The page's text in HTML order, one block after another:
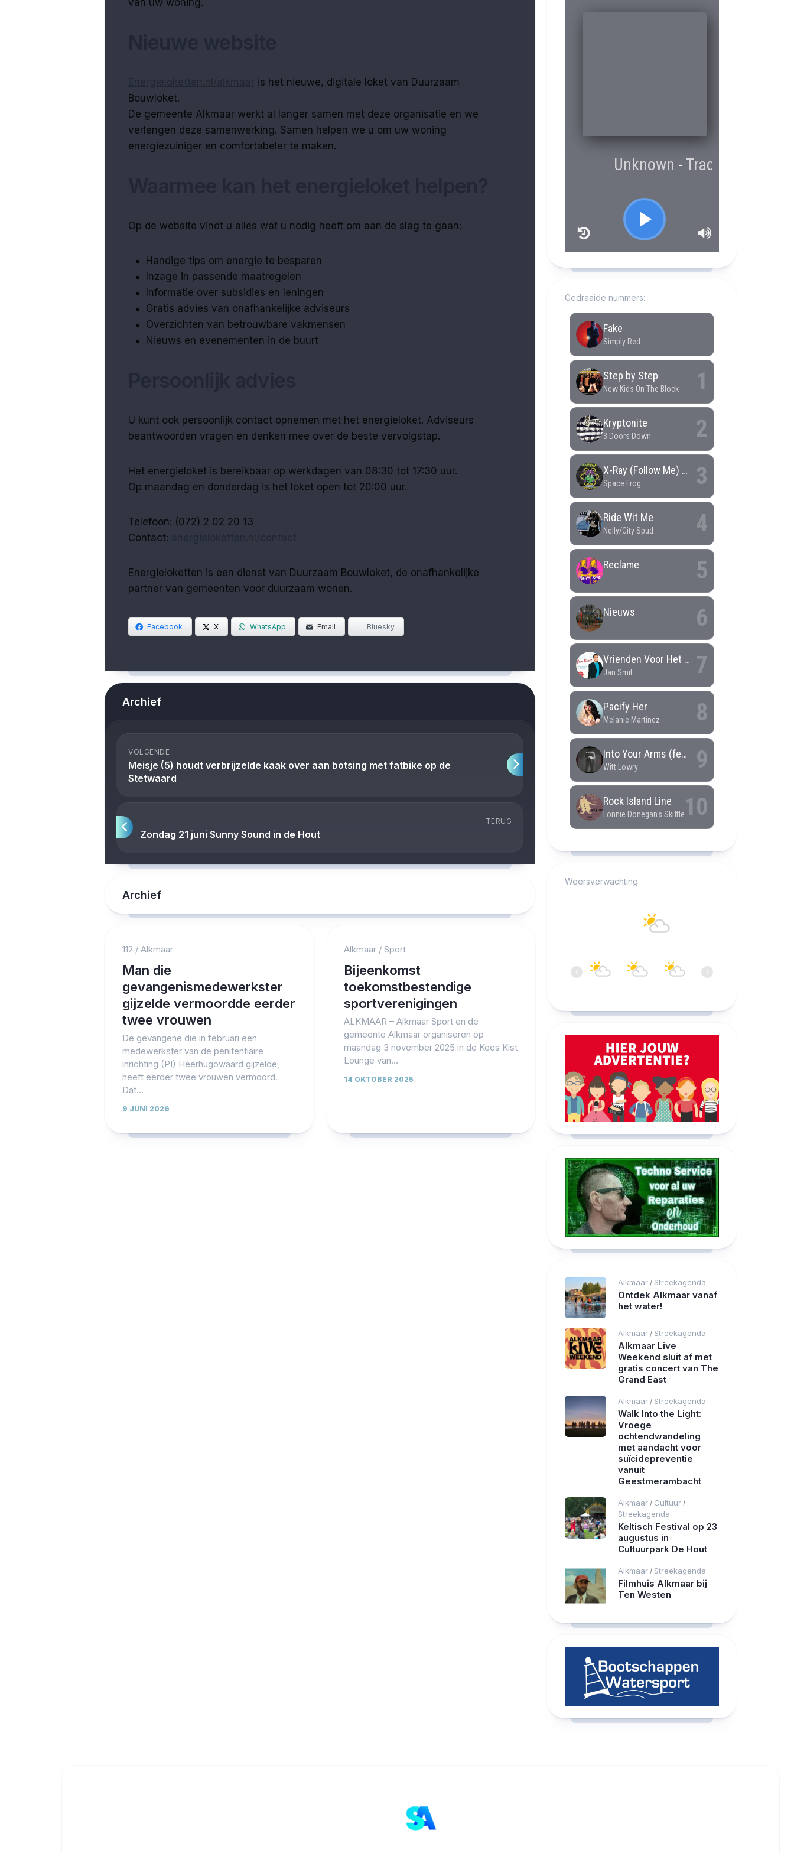
van uw woning.
is het nieuwe, digitale loket van Duurzaam
Bouwloket.
De gemeente Alkmaar werkt al langer samen met deze organisatie en we
verlengen deze samenwerking. Samen helpen we u om uw woning
energiezuiniger en comfortabeler te maken.
Op de website vindt u alles wat u nodig heeft om aan de slag te gaan:
Handige tips om energie te besparen
Inzage in passende maatregelen
Informatie over subsidies en leningen
Gratis advies van onafhankelijke adviseurs
Overzichten van betrouwbare vakmensen
Nieuws en evenementen in de buurt
U kunt ook persoonlijk contact opnemen met het energieloket. Adviseurs
beantwoorden vragen en denken mee over de beste vervolgstap.
Het energieloket is bereikbaar op werkdagen van 08:30 tot 17:30 uur.
Op maandag en donderdag is het loket open tot 20:00 uur.
Telefoon: (072) 2 02 20 13
Contact:
Energieloketten is een dienst van Duurzaam Bouwloket, de onafhankelijke
partner van gemeenten voor duurzaam wonen.
Facebook X WhatsApp Email Bluesky
Archief
VOLGENDE
Meisje (5) houdt verbrijzelde kaak over aan botsing met fatbike op de
Stetwaard
TERUG
Zondag 21 juni Sunny Sound in de Hout
Archief
112 / Alkmaar
Man die
gevangenismedewerkster
gijzelde vermoordde eerder
twee vrouwen
De gevangene die in februari een
medewerkster van de penitentiaire
inrichting (PI) Heerhugowaard gijzelde,
heeft eerder twee vrouwen vermoord.
Dat...
9 JUNI 2026
Alkmaar/ Sport
Bijeenkomst
toekomstbestendige
sportverenigingen
ALKMAAR – Alkmaar Sport en de
gemeente Alkmaar organiseren op
maandag 3 november 2025 in de Kees Kist
Lounge van...
14 OKTOBER 2025
Gedraaide nummers:
Weersverwachting
‹ ›
Alkmaar / Streekagenda
Ontdek Alkmaar vanaf
het water!
Alkmaar / Streekagenda
Alkmaar Live
Weekend sluit af met
gratis concert van The
Grand East
Alkmaar / Streekagenda
Walk Into the Light:
Vroege
ochtendwandeling
met aandacht voor
suïcidepreventie
vanuit
Geestmerambacht
Alkmaar / Cultuur /
Streekagenda
Keltisch Festival op 23
augustus in
Cultuurpark De Hout
Alkmaar / Streekagenda
Filmhuis Alkmaar bij
Ten Westen